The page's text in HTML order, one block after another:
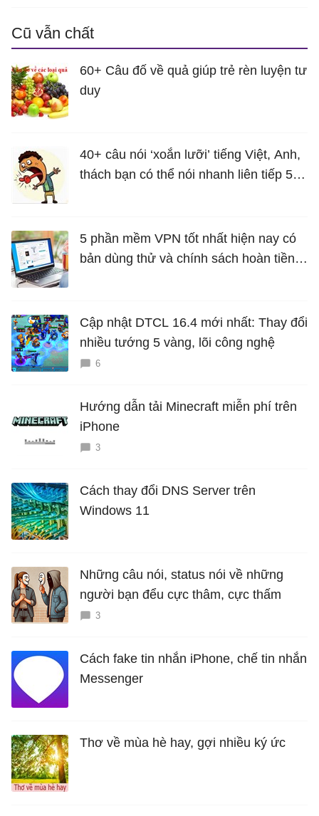
Cũ vẫn chất
60+ Câu đố về quả giúp trẻ rèn luyện tư
duy
40+ câu nói ‘xoắn lưỡi’ tiếng Việt, Anh,
thách bạn có thể nói nhanh liên tiếp 5
5 phần mềm VPN tốt nhất hiện nay có
bản dùng thử và chính sách hoàn tiền
Cập nhật DTCL 16.4 mới nhất: Thay đổi
nhiều tướng 5 vàng, lõi công nghệ
6
Hướng dẫn tải Minecraft miễn phí trên
iPhone
3
Cách thay đổi DNS Server trên
Windows 11
Những câu nói, status nói về những
người bạn đểu cực thâm, cực thấm
3
Cách fake tin nhắn iPhone, chế tin nhắn
Messenger
Thơ về mùa hè hay, gợi nhiều ký ức